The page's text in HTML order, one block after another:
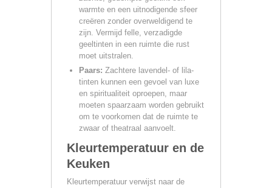
warmte en een uitnodigende sfeer
creëren zonder overweldigend te
zijn. Vermijd felle, verzadigde
geeltinten in een ruimte die rust
moet uitstralen.
Paars: Zachtere lavendel- of lila-
tinten kunnen een gevoel van luxe
en spiritualiteit oproepen, maar
moeten spaarzaam worden gebruikt
om te voorkomen dat de ruimte te
zwaar of theatraal aanvoelt.
Kleurtemperatuur en de
Keuken
Kleurtemperatuur verwijst naar de